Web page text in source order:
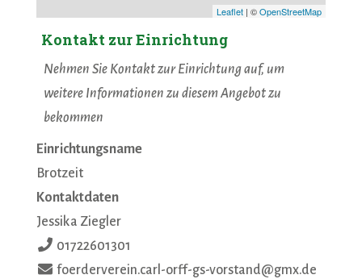
Leaflet | ©OpenStreetMap
Kontakt zur Einrichtung
Nehmen Sie Kontakt zur Einrichtung auf, um
weitere Informationen zu diesem Angebot zu
bekommen
Einrichtungsname
Brotzeit
Kontaktdaten
Jessika Ziegler
01722601301
foerderverein.carl-orff-gs-vorstand@gmx.de